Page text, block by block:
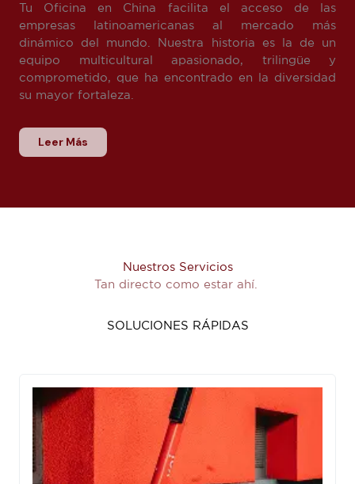
Tu Oficina en China facilita el acceso de las
empresas latinoamericanas al mercado más
dinámico del mundo. Nuestra historia es la de un
equipo multicultural apasionado, trilingüe y
comprometido, que ha encontrado en la diversidad
su mayor fortaleza.
Leer Más
Nuestros Servicios
Tan directo como estar ahí.
SOLUCIONES RÁPIDAS